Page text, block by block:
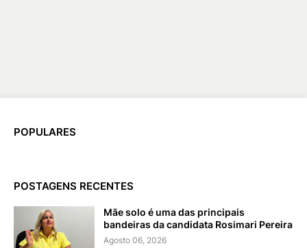
POPULARES
POSTAGENS RECENTES
Mãe solo é uma das principais
bandeiras da candidata Rosimari Pereira
Agosto 06, 2026